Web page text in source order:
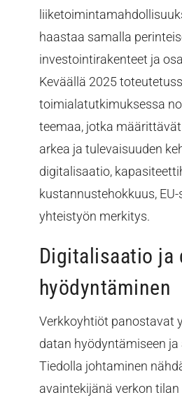
haastaa samalla
investointirakenteet ja
Keväällä 2025
toimialatutkimuksessa
teemaa, jotka
arkea ja tulevaisuuden
digitalisaatio,
kustannustehokkuus,
yhteistyön merkitys.
Digitalisaatio ja
hyödyntäminen
Verkkoyhtiöt panostavat
datan hyödyntämiseen
Tiedolla johtaminen
avaintekijänä verkon